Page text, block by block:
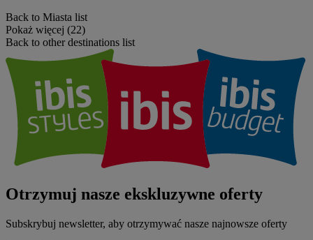
Back to Miasta list
Pokaż więcej (22)
Back to other destinations list
Otrzymuj nasze ekskluzywne oferty
Subskrybuj newsletter, aby otrzymywać nasze najnowsze oferty